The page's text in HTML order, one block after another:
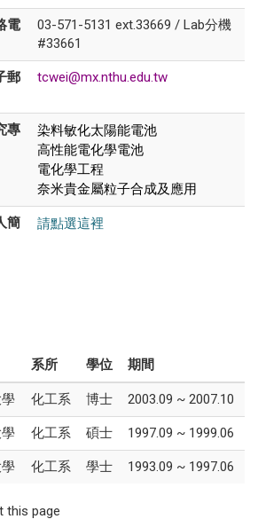
電
03-571-5131 ext.33669 / Lab分機
#33661
郵
tcwei@mx.nthu.edu.tw
專
染料敏化太陽能電池
高性能電化學電池
電化學工程
奈米貴金屬粒子合成及應用
簡
請點選這裡
系所 學位 期間
化工系 博士 2003.09 ~ 2007.10
化工系 碩士 1997.09 ~ 1999.06
化工系 學士 1993.09 ~ 1997.06
this page